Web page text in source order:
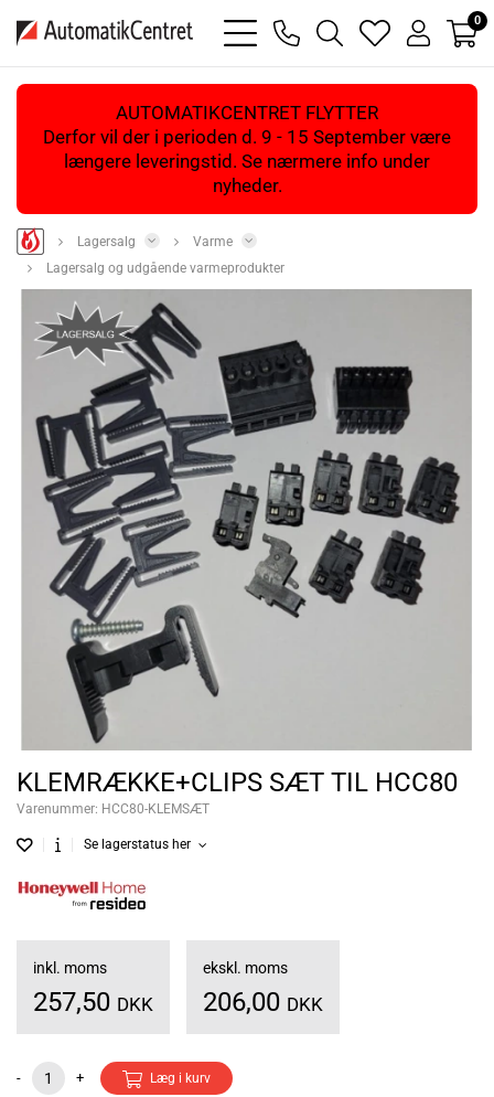
bars
light
phone
magnifying
glass
heart
light
user
light
0
AUTOMATIKCENTRET FLYTTER
Derfor vil der i perioden d. 9 - 15 September være
længere leveringstid. Se nærmere info under
nyheder.
Lagersalg
Varme
Lagersalg og udgående varmeprodukter
KLEMRÆKKE+CLIPS SÆT TIL HCC80
Varenummer: HCC80-KLEMSÆT
Se lagerstatus her
inkl. moms
257,50 DKK
ekskl. moms
206,00 DKK
- + Læg i kurv